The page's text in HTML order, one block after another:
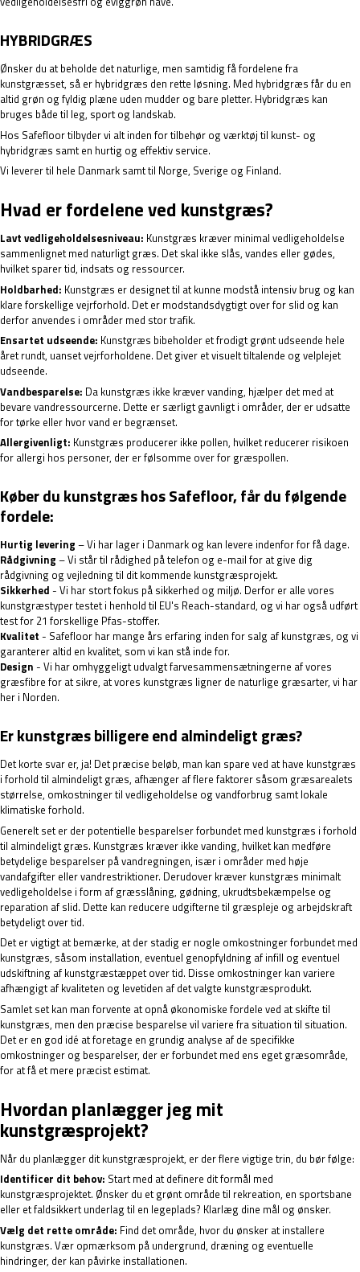
HYBRIDGRÆS
Ønsker du at beholde det naturlige, men samtidig få fordelene fra
kunstgræsset, så er hybridgræs den rette løsning. Med hybridgræs får du en
altid grøn og fyldig plæne uden mudder og bare pletter. Hybridgræs kan
bruges både til leg, sport og landskab.
Hos Safefloor tilbyder vi alt inden for tilbehør og værktøj til kunst- og
hybridgræs samt en hurtig og effektiv service.
Vi leverer til hele Danmark samt til Norge, Sverige og Finland.
Hvad er fordelene ved kunstgræs?
Lavt vedligeholdelsesniveau: Kunstgræs kræver minimal vedligeholdelse
sammenlignet med naturligt græs. Det skal ikke slås, vandes eller gødes,
hvilket sparer tid, indsats og ressourcer.
Holdbarhed: Kunstgræs er designet til at kunne modstå intensiv brug og kan
klare forskellige vejrforhold. Det er modstandsdygtigt over for slid og kan
derfor anvendes i områder med stor trafik.
Ensartet udseende: Kunstgræs bibeholder et frodigt grønt udseende hele
året rundt, uanset vejrforholdene. Det giver et visuelt tiltalende og velplejet
udseende.
Vandbesparelse: Da kunstgræs ikke kræver vanding, hjælper det med at
bevare vandressourcerne. Dette er særligt gavnligt i områder, der er udsatte
for tørke eller hvor vand er begrænset.
Allergivenligt: Kunstgræs producerer ikke pollen, hvilket reducerer risikoen
for allergi hos personer, der er følsomme over for græspollen.
Køber du kunstgræs hos Safefloor, får du følgende
fordele:
Hurtig levering – Vi har lager i Danmark og kan levere indenfor for få dage.
Rådgivning – Vi står til rådighed på telefon og e-mail for at give dig
rådgivning og vejledning til dit kommende kunstgræsprojekt.
Sikkerhed - Vi har stort fokus på sikkerhed og miljø. Derfor er alle vores
kunstgræstyper testet i henhold til EU's Reach-standard, og vi har også udført
test for 21 forskellige Pfas-stoffer.
Kvalitet - Safefloor har mange års erfaring inden for salg af kunstgræs, og vi
garanterer altid en kvalitet, som vi kan stå inde for.
Design - Vi har omhyggeligt udvalgt farvesammensætningerne af vores
græsfibre for at sikre, at vores kunstgræs ligner de naturlige græsarter, vi har
her i Norden.
Er kunstgræs billigere end almindeligt græs?
Det korte svar er, ja! Det præcise beløb, man kan spare ved at have kunstgræs
i forhold til almindeligt græs, afhænger af flere faktorer såsom græsarealets
størrelse, omkostninger til vedligeholdelse og vandforbrug samt lokale
klimatiske forhold.
Generelt set er der potentielle besparelser forbundet med kunstgræs i forhold
til almindeligt græs. Kunstgræs kræver ikke vanding, hvilket kan medføre
betydelige besparelser på vandregningen, især i områder med høje
vandafgifter eller vandrestriktioner. Derudover kræver kunstgræs minimalt
vedligeholdelse i form af græsslåning, gødning, ukrudtsbekæmpelse og
reparation af slid. Dette kan reducere udgifterne til græspleje og arbejdskraft
betydeligt over tid.
Det er vigtigt at bemærke, at der stadig er nogle omkostninger forbundet med
kunstgræs, såsom installation, eventuel genopfyldning af infill og eventuel
udskiftning af kunstgræstæppet over tid. Disse omkostninger kan variere
afhængigt af kvaliteten og levetiden af det valgte kunstgræsprodukt.
Samlet set kan man forvente at opnå økonomiske fordele ved at skifte til
kunstgræs, men den præcise besparelse vil variere fra situation til situation.
Det er en god idé at foretage en grundig analyse af de specifikke
omkostninger og besparelser, der er forbundet med ens eget græsområde,
for at få et mere præcist estimat.
Hvordan planlægger jeg mit
kunstgræsprojekt?
Når du planlægger dit kunstgræsprojekt, er der flere vigtige trin, du bør følge:
Identificer dit behov: Start med at definere dit formål med
kunstgræsprojektet. Ønsker du et grønt område til rekreation, en sportsbane
eller et faldsikkert underlag til en legeplads? Klarlæg dine mål og ønsker.
Vælg det rette område: Find det område, hvor du ønsker at installere
kunstgræs. Vær opmærksom på undergrund, dræning og eventuelle
hindringer, der kan påvirke installationen.